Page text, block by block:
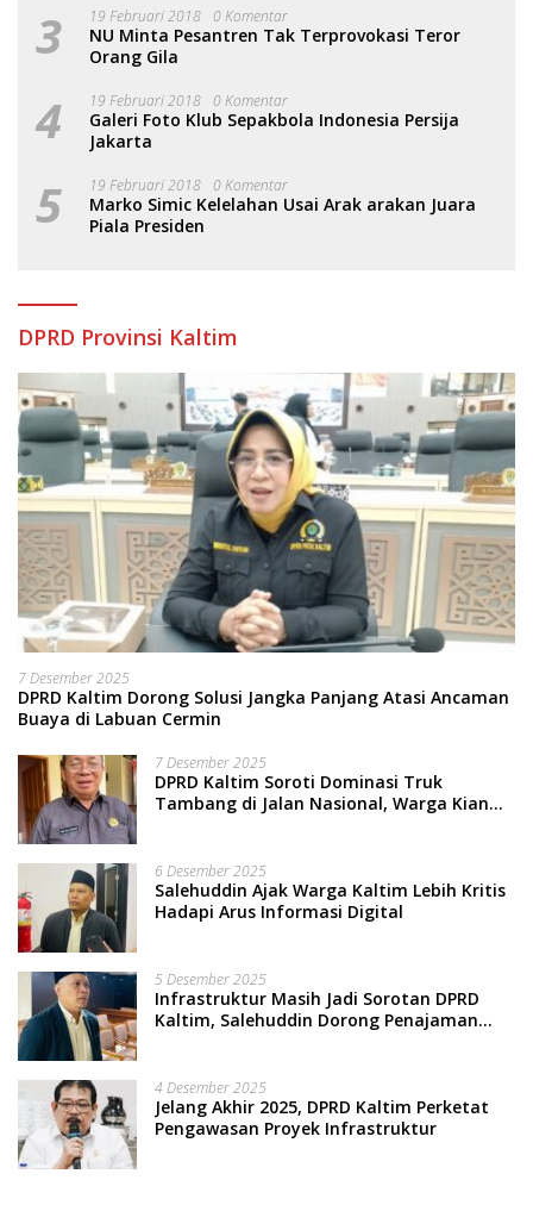
3 19 Februari 2018 0 Komentar
NU Minta Pesantren Tak Terprovokasi Teror
Orang Gila
4 19 Februari 2018 0 Komentar
Galeri Foto Klub Sepakbola Indonesia Persija
Jakarta
5 19 Februari 2018 0 Komentar
Marko Simic Kelelahan Usai Arak arakan Juara
Piala Presiden
DPRD Provinsi Kaltim
7 Desember 2025
DPRD Kaltim Dorong Solusi Jangka Panjang Atasi Ancaman
Buaya di Labuan Cermin
7 Desember 2025
DPRD Kaltim Soroti Dominasi Truk
Tambang di Jalan Nasional, Warga Kian
6 Desember 2025
Salehuddin Ajak Warga Kaltim Lebih Kritis
Hadapi Arus Informasi Digital
5 Desember 2025
Infrastruktur Masih Jadi Sorotan DPRD
Kaltim, Salehuddin Dorong Penajaman
4 Desember 2025
Jelang Akhir 2025, DPRD Kaltim Perketat
Pengawasan Proyek Infrastruktur